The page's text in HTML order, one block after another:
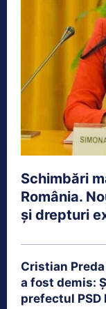
Schimbări
România.
și drepturi
Cristian
a fost demis:
prefectul PSD